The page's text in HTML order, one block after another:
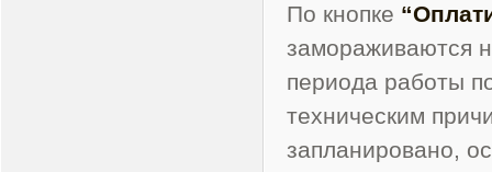
По кнопке
замораживаются
периода работы
техническим
запланировано,